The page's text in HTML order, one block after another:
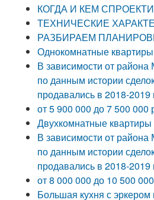
КОГДА И КЕМ
ТЕХНИЧЕСКИЕ
РАЗБИРАЕМ
Однокомнатные
В зависимости от
по данным истории
продавались в 2018-2019
от 5 900 000 до 7 500 000
Двухкомнатные
В зависимости от
по данным истории
продавались в 2018-2019
от 8 000 000 до 10 500
Большая кухня с эркером